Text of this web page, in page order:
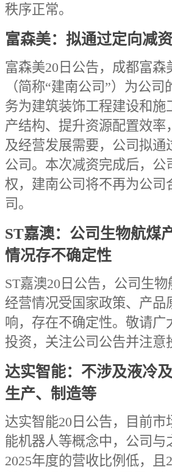
秩序正常。
富森美：拟通过定向减
富森美20日公告，成都富
（简称“建南公司”）为公
务为建筑装饰工程建设和
产结构、提升资源配置效
及经营发展需要，公司拟
公司。本次减资完成后，
权，建南公司将不再为公司
司。
ST嘉澳：公司生物航煤
情况存不确定性
ST嘉澳20日公告，公司生
经营情况受国家政策、产
响，存在不确定性。敬请
投资，关注公司公告并注意
达实智能：不涉及液冷
生产、制造等
达实智能20日公告，目前
能机器人等概念中，公司
2025年度的营收比例低，